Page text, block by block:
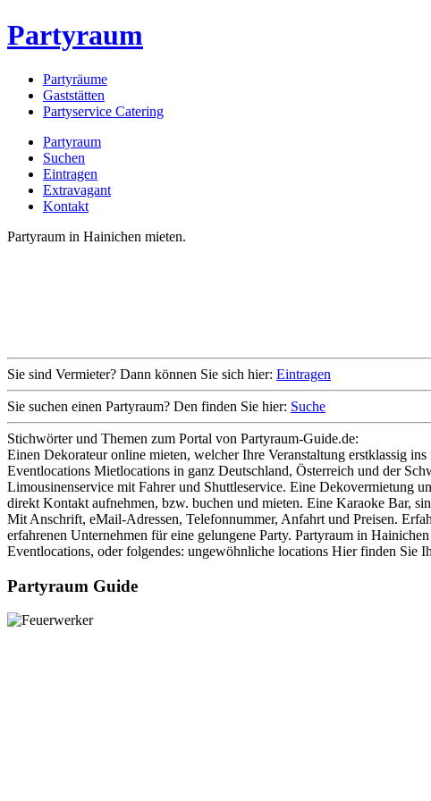
Partyraum
Partyräume
Gaststätten
Partyservice Catering
Partyraum
Suchen
Eintragen
Extravagant
Kontakt
Partyraum in Hainichen mieten.
Sie sind Vermieter? Dann können Sie sich hier: Eintragen
Sie suchen einen Partyraum? Den finden Sie hier: Suche
Stichwörter und Themen zum Portal von Partyraum-Guide.de:
Einen Dekorateur online mieten, welcher Ihre Veranstaltung erstklassig
Eventlocations Mietlocations in ganz Deutschland, Österreich und der
Limousinenservice mit Fahrer und Shuttleservice. Eine Dekovermietung
direkt Kontakt aufnehmen, bzw. buchen und mieten. Eine Karaoke Bar,
Mit Anschrift, eMail-Adressen, Telefonnummer, Anfahrt und Preisen.
erfahrenen Unternehmen für eine gelungene Party. Partyraum in
Eventlocations, oder folgendes: ungewöhnliche locations Hier finden Sie
Partyraum Guide